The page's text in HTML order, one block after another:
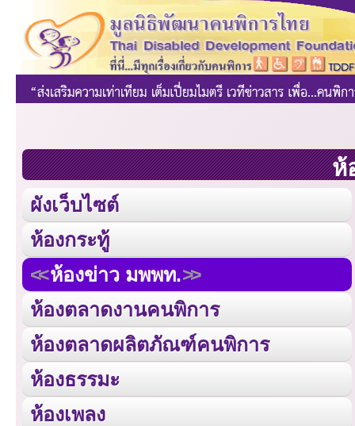
ห้
ผังเว็บไซต์
ห้องกระทู้
ห้องข่าว มพพท.
ห้องตลาดงานคนพิการ
ห้องตลาดผลิตภัณฑ์คนพิการ
ห้องธรรมะ
ห้องเพลง